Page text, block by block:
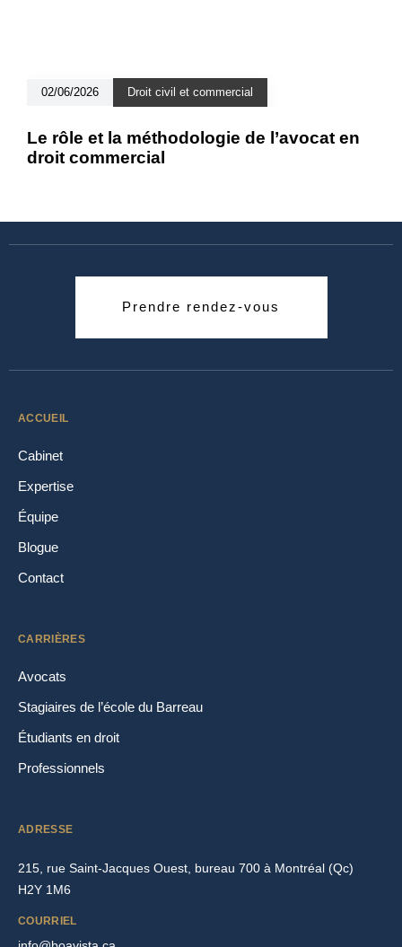
02/06/2026 Droit civil et commercial
Le rôle et la méthodologie de l’avocat en
droit commercial
Prendre rendez-vous
ACCUEIL
Cabinet
Expertise
Équipe
Blogue
Contact
CARRIÈRES
Avocats
Stagiaires de l’école du Barreau
Étudiants en droit
Professionnels
ADRESSE
215, rue Saint-Jacques Ouest, bureau 700 à Montréal (Qc)
H2Y 1M6
COURRIEL